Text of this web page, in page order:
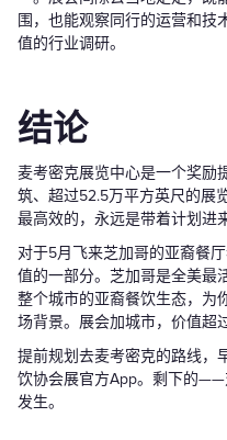
围，也能观察同行的运营和技
值的行业调研。
结论
麦考密克展览中心是一个奖励
筑、超过52.5万平方英尺的
最高效的，永远是带着计划进
对于5月飞来芝加哥的亚裔餐
值的一部分。芝加哥是全美最
整个城市的亚裔餐饮生态，为
场背景。展会加城市，价值超
提前规划去麦考密克的路线，
饮协会展官方App。剩下的
发生。